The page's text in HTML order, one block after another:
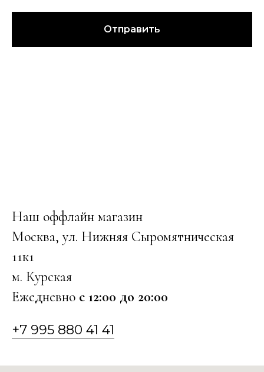
Отправить
Наш оффлайн магазин
Москва, ул. Нижняя Сыромятническая
11к1
м. Курская
Ежедневно с 12:00 до 20:00
+7 995 880 41 41